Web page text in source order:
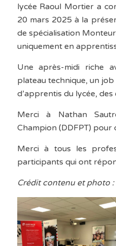
lycée Raoul Mortier a
20 mars 2025 à la
de spécialisation
uniquement en
Une après-midi riche
plateau technique, un
d’apprentis du lycée, des
Merci à Nathan
Champion (DDFPT) pour
Merci à tous les
participants qui ont
Crédit contenu et photo